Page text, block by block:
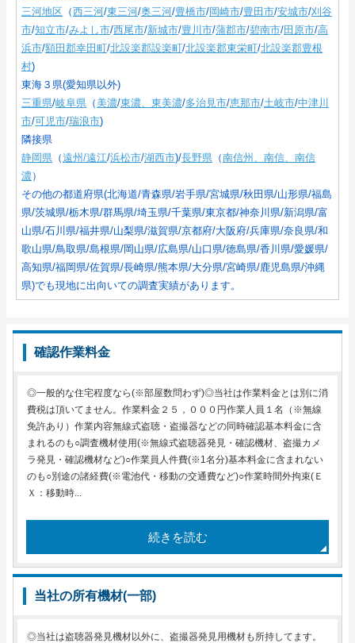
三河地区 （西三河/東三河/奥三河/豊橋市/岡崎市/豊田市/安城市/刈谷
市/知立市/みよし市/西尾市/新城市/豊川市/蒲郡市/碧南市/田原市/高
浜市/額田郡幸田町/北設楽郡設楽町/北設楽郡東栄町/北設楽郡豊根
村)
東海３県(愛知県以外)
三重県/岐阜県 （美濃/東濃、東美濃/多治見市/恵那市/土岐市/中津川
市/可児市/瑞浪市)
隣接県
静岡県 （遠州/遠江/浜松市/湖西市)/長野県 （南信州、南信、南信
濃 ）
その他の都道府県(北海道/青森県/岩手県/宮城県/秋田県/山形県/福島
県/茨城県/栃木県/群馬県/埼玉県/千葉県/東京都/神奈川県/新潟県/富
山県/石川県/福井県/山梨県/滋賀県/京都府/大阪府/兵庫県/奈良県/和
歌山県/鳥取県/島根県/岡山県/広島県/山口県/徳島県/香川県/愛媛県/
高知県/福岡県/佐賀県/長崎県/熊本県/大分県/宮崎県/鹿児島県/沖縄
県)でも現地に出向いての調査実績があります。
確認作業料金
◎一般的な住宅程度なら(※部屋数問わず)◎当社は作業料金とは別に消
費税は頂いてません。作業料金２５，０００円作業人員１名（※無線
免許あり）作業内容無線式盗聴・盗撮器などの同時確認基本料金に含
まれるのも○調査機材使用(※無線式盗聴器発見・確認機材、盗撮カメ
ラ発見・確認機材など)○作業員人件費(※1名分)基本料金に含まれない
のも○別途の諸経費(※電池代・移動の交通費など)○作業時間外拘束(Ｅ
Ｘ：移動時...
続きを読む
当社の所有機材(一部)
◎当社は盗聴器発見機材以外に、盗撮器発見用機材も所持してます。